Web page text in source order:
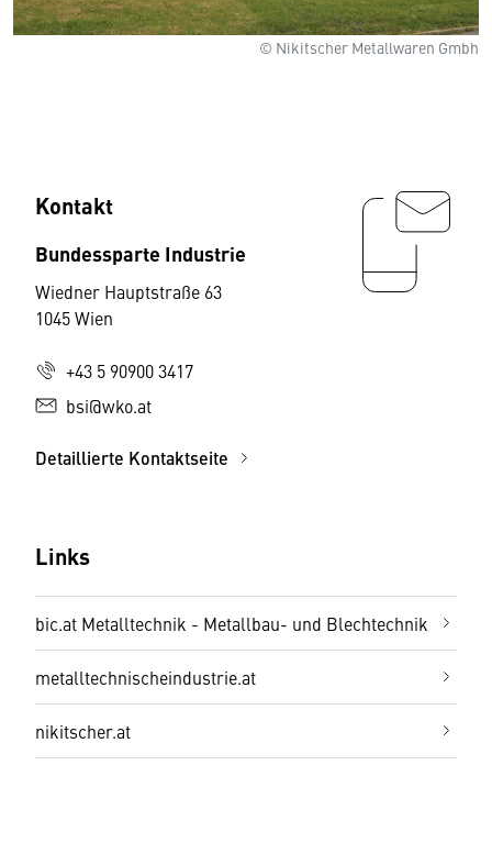
© Nikitscher Metallwaren Gmbh
Kontakt
Bundessparte Industrie
Wiedner Hauptstraße 63
1045 Wien
+43 5 90900 3417
bsi@wko.at
Detaillierte Kontaktseite
Links
bic.at Metalltechnik - Metallbau- und Blechtechnik
metalltechnischeindustrie.at
nikitscher.at